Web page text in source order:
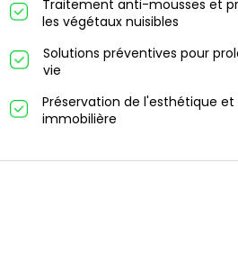
Traitement anti-mousses et
les végétaux nuisibles
Solutions préventives pour
vie
Préservation de l'esthétique et
immobilière